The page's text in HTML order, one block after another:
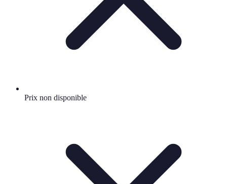
Prix non disponible